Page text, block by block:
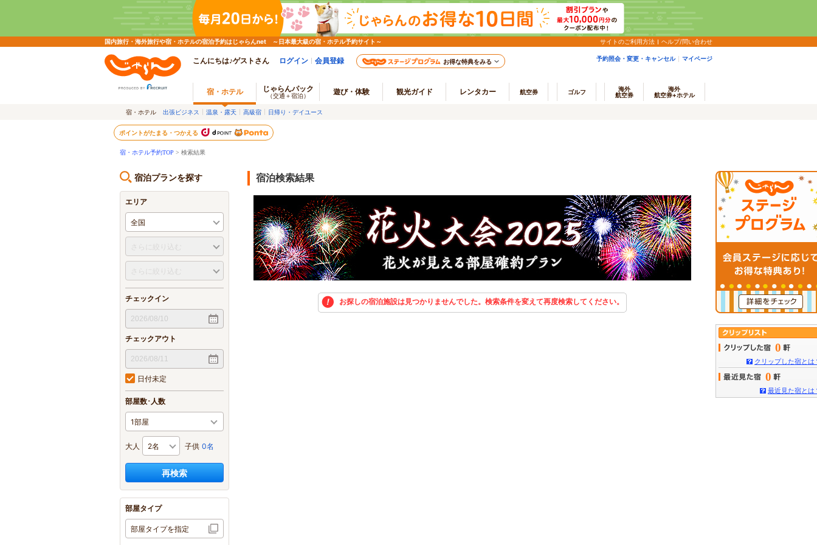
国内旅行・海外旅行や宿・ホテルの宿泊予約はじゃらんnet ～日本最大級の宿・ホテル予約サイト～ サイトのご利用方法 ヘルプ/問い合わせ
こんにちは♪ゲストさん ログイン 会員登録 お得な特典をみる 予約照会・変更・キャンセル マイページ
宿・ホテル じゃらんパック
（交通＋宿泊） 遊び・体験 観光ガイド レンタカー 航空券 ゴルフ
海外
航空券
海外
航空券+ホテル
宿・ホテル 出張ビジネス 温泉・露天 高級宿 日帰り・デイユース
ポイントがたまる・つかえる
宿・ホテル予約TOP > 検索結果
宿泊プランを探す
エリア
チェックイン
チェックアウト
日付未定
部屋数･人数
大人 子供 0名
再検索
部屋タイプ
部屋タイプを指定
宿泊検索結果
お探しの宿泊施設は見つかりませんでした。検索条件を変えて再度検索してください。
0
クリップした宿とは
0
最近見た宿とは